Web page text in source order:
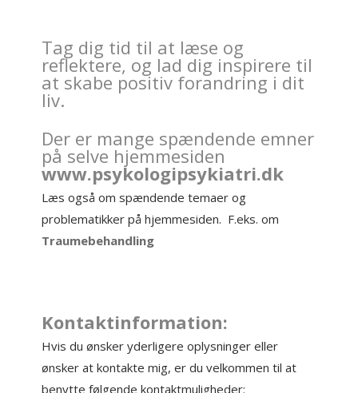
Tag dig tid til at læse og
reflektere, og lad dig inspirere til
at skabe positiv forandring i dit
liv.
Der er mange spændende emner
på selve hjemmesiden
www.psykologipsykiatri.dk
Læs også om spændende temaer og
problematikker på hjemmesiden. F.eks. om
Traumebehandling
Kontaktinformation:
Hvis du ønsker yderligere oplysninger eller
ønsker at kontakte mig, er du velkommen til at
benytte følgende kontaktmuligheder: